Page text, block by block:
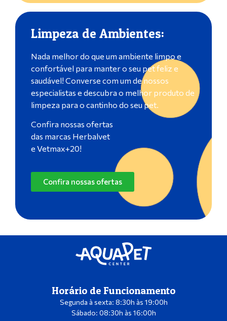
Limpeza de Ambientes:
Nada melhor do que um ambiente limpo e
confortável para manter o seu pet feliz e
saudável! Converse com um de nossos
especialistas e descubra o melhor produto de
limpeza para o cantinho do seu pet.
Confira nossas ofertas
das marcas Herbalvet
e Vetmax+20!
Confira nossas ofertas
Horário de Funcionamento
Segunda à sexta: 8:30h às 19:00h
Sábado: 08:30h às 16:00h